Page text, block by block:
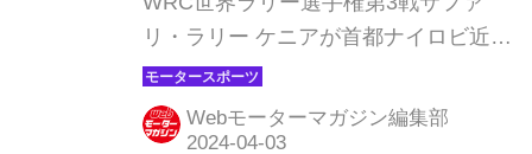
リ・ラリー ケニアが首都ナイロビ近郊
のナイバシャを起点に開催され、トヨ
タのカッレ・ロバンペラが優勝、2位
に勝田貴元が入ってトヨタが1-2フィ
Webモーターマガジン編集部